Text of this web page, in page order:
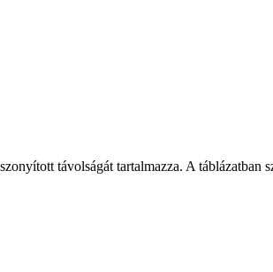
távolságát tartalmazza. A táblázatban